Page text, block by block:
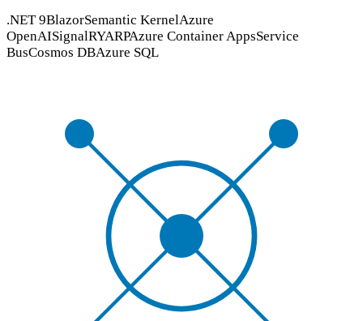
.NET 9BlazorSemantic KernelAzure
OpenAISignalRYARPAzure Container AppsService
BusCosmos DBAzure SQL